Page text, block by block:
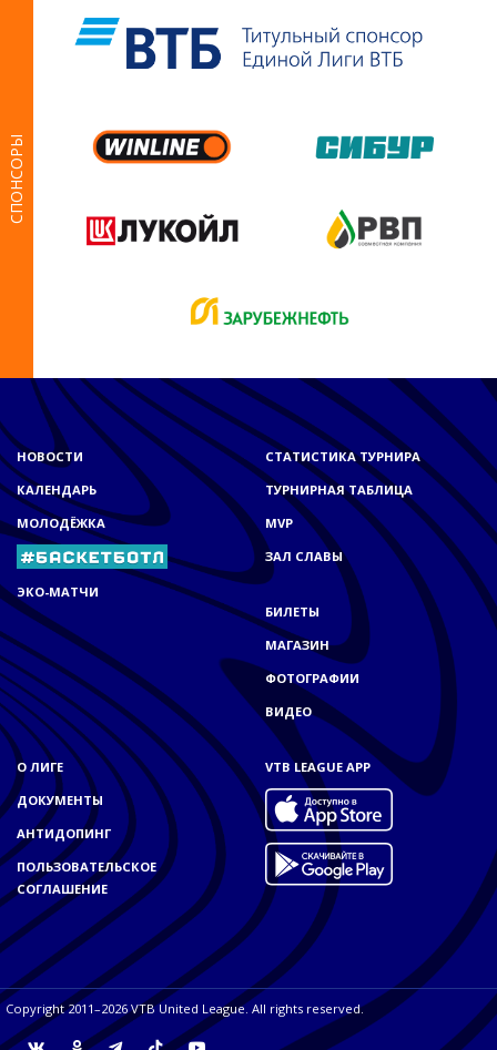
СПОНСОРЫ
НОВОСТИ
КАЛЕНДАРЬ
МОЛОДЁЖКА
ЭКО-МАТЧИ
СТАТИСТИКА ТУРНИРА
ТУРНИРНАЯ ТАБЛИЦА
MVP
ЗАЛ СЛАВЫ
БИЛЕТЫ
МАГАЗИН
ФОТОГРАФИИ
ВИДЕО
О ЛИГЕ
ДОКУМЕНТЫ
АНТИДОПИНГ
ПОЛЬЗОВАТЕЛЬСКОЕ
СОГЛАШЕНИЕ
VTB LEAGUE APP
Copyright 2011–2026 VTB United League. All rights reserved.